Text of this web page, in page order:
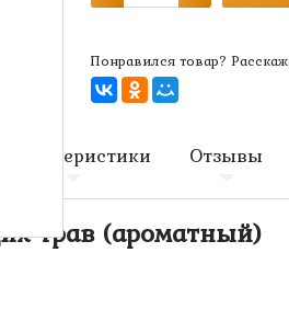
Понравился товар?
Характеристики Отзывы
трав (ароматный)